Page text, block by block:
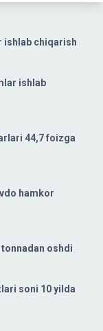
ishlab chiqarish
ishlab
44,7 foizga
hamkor
oshdi
soni 10 yilda